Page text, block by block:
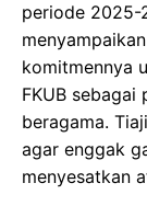
periode 2025-
komitmennya
FKUB sebagai
beragama.
agar enggak
menyesatkan